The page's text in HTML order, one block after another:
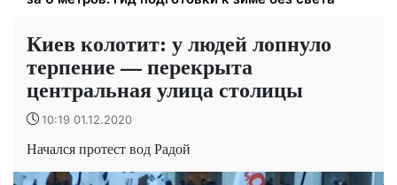
Киев колотит: у людей лопнуло
терпение — перекрыта
центральная улица столицы
10:19 01.12.2020
Начался протест вод Радой